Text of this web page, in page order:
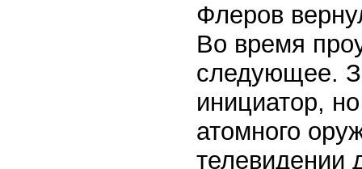
Флеров
Во время
следующее.
инициатор,
атомного
телевидении